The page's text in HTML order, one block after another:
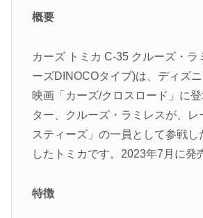
概要
カーズ トミカ C-35 クルーズ・ラ
ーズDINOCOタイプ)は、ディズ
映画「カーズ/クロスロード」に
ター、クルーズ・ラミレスが、レ
スティーズ」の一員として参戦し
したトミカです。2023年7月に発
特徴